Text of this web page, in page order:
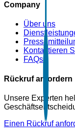
Company
Über uns
Kontaktieren
FAQs
Rückruf anfordern
Unsere Experten
Einen Rückruf